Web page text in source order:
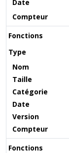
Date
Compteur
Fonctions
Type
Nom
Taille
Catégorie
Date
Version
Compteur
Fonctions